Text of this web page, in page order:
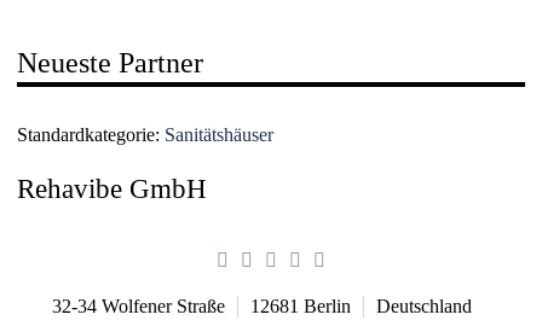
Neueste Partner
Standardkategorie: Sanitätshäuser
Rehavibe GmbH
32-34 Wolfener Straße 12681 Berlin Deutschland